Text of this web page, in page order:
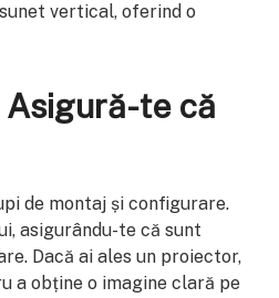
vertical, oferind o
te că
de montaj și configurare.
asigurându-te că sunt
Dacă ai ales un proiector,
a obține o imagine clară pe